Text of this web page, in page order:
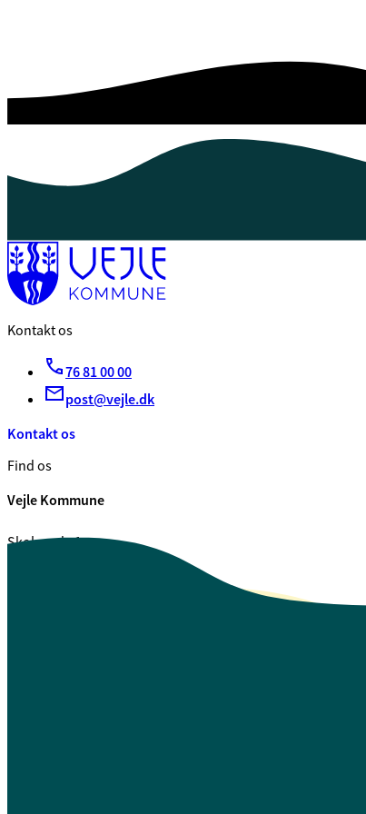
Kontakt os
76 81 00 00
post@vejle.dk
Kontakt os
Find os
Vejle Kommune
Skolegade 1